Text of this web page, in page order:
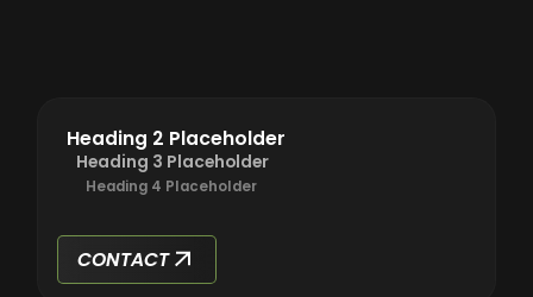
Heading 2 Placeholder
Heading 3 Placeholder
Heading 4 Placeholder
CONTACT